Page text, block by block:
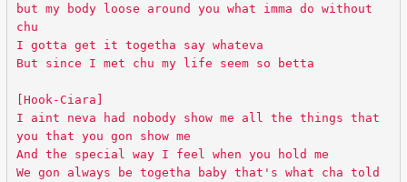
but my body loose around you what imma do without
chu
I gotta get it togetha say whateva
But since I met chu my life seem so betta
[Hook-Ciara]
I aint neva had nobody show me all the things that
you that you gon show me
And the special way I feel when you hold me
We gon always be togetha baby that's what cha told